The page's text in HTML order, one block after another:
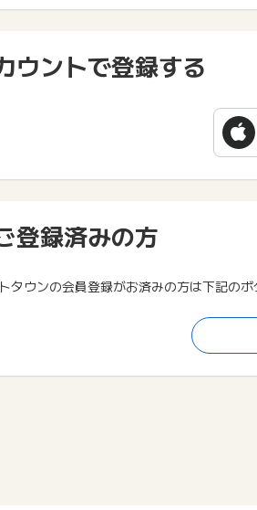
ウントで登録する
登録済みの方
タウンの会員登録がお済みの方は下記のボ